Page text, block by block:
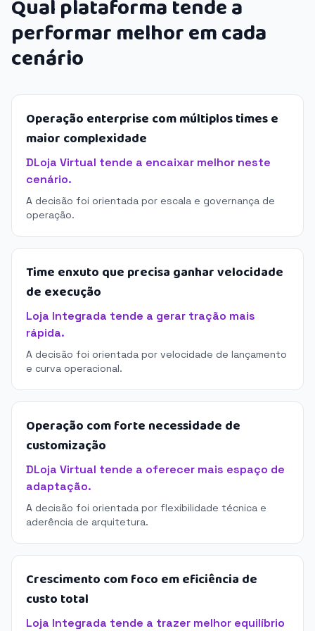
Qual plataforma tende a
performar melhor em cada
cenário
Operação enterprise com múltiplos times e
maior complexidade
DLoja Virtual tende a encaixar melhor neste
cenário.
A decisão foi orientada por escala e governança de
operação.
Time enxuto que precisa ganhar velocidade
de execução
Loja Integrada tende a gerar tração mais
rápida.
A decisão foi orientada por velocidade de lançamento
e curva operacional.
Operação com forte necessidade de
customização
DLoja Virtual tende a oferecer mais espaço de
adaptação.
A decisão foi orientada por flexibilidade técnica e
aderência de arquitetura.
Crescimento com foco em eficiência de
custo total
Loja Integrada tende a trazer melhor equilíbrio